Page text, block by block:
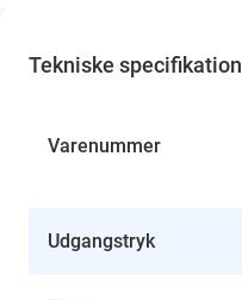
Tekniske
Varenummer
Udgangstryk